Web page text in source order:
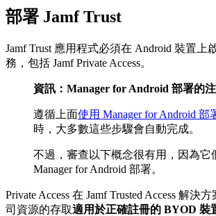
部署 Jamf Trust
Jamf Trust 應用程式必須在 Android 裝置上
務，包括 Jamf Private Access。
資訊：Manager for Android 部署的
遵循上面使用 Manager for Android 部
時，大多數這些步驟會自動完成。
不過，審查以下概念很有用，因為它
Manager for Android 部署。
Private Access 在 Jamf Trusted Access 解決
司資源的存取適用於正確註冊的 BYOD 裝